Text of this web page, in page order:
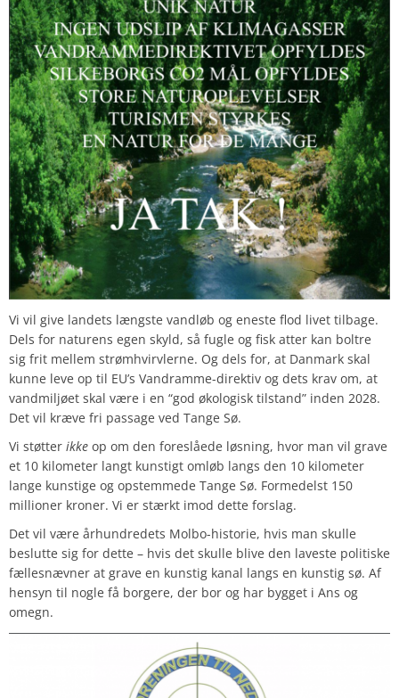
Vi vil give landets længste vandløb og eneste flod livet tilbage.
Dels for naturens egen skyld, så fugle og fisk atter kan boltre
sig frit mellem strømhvirvlerne. Og dels for, at Danmark skal
kunne leve op til EU’s Vandramme-direktiv og dets krav om, at
vandmiljøet skal være i en “god økologisk tilstand” inden 2028.
Det vil kræve fri passage ved Tange Sø.
Vi støtter ikke op om den foreslåede løsning, hvor man vil grave
et 10 kilometer langt kunstigt omløb langs den 10 kilometer
lange kunstige og opstemmede Tange Sø. Formedelst 150
millioner kroner. Vi er stærkt imod dette forslag.
Det vil være århundredets Molbo-historie, hvis man skulle
beslutte sig for dette – hvis det skulle blive den laveste politiske
fællesnævner at grave en kunstig kanal langs en kunstig sø. Af
hensyn til nogle få borgere, der bor og har bygget i Ans og
omegn.